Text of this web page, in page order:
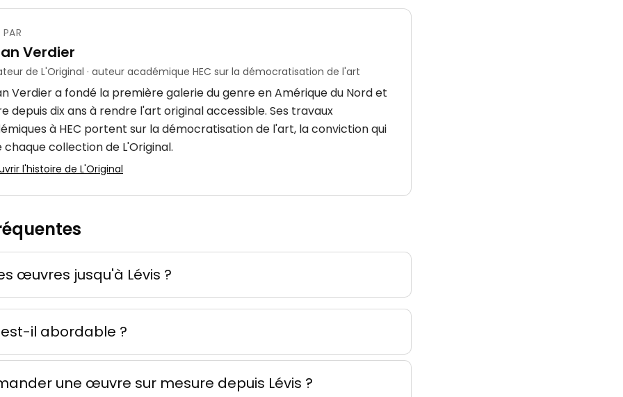
4 × 7 m
mixte
Offre possible
Rush
Verdier
de L'Original · auteur académique HEC sur la démocratisation de l'art
Verdier a fondé la première galerie du genre en Amérique du Nord et
depuis dix ans à rendre l'art original accessible. Ses travaux
à HEC portent sur la démocratisation de l'art, la conviction qui
chaque collection de L'Original.
l'histoire de L'Original
œuvres jusqu'à Lévis ?
il abordable ?
une œuvre sur mesure depuis Lévis ?